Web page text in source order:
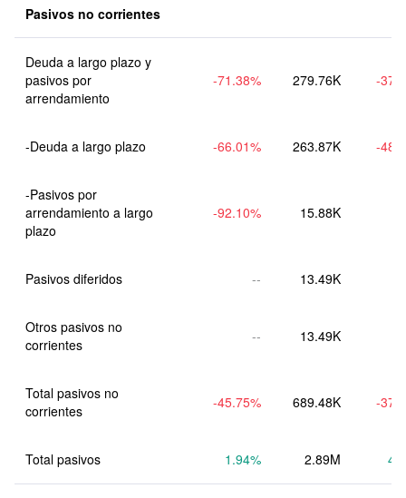
Pasivos no corrientes
Deuda a largo plazo y
pasivos por
arrendamiento
-71.38% 279.76K -
-Deuda a largo plazo -66.01% 263.87K -
-Pasivos por
arrendamiento a largo
plazo
-92.10% 15.88K
Pasivos diferidos -- 13.49K
Otros pasivos no
corrientes
-- 13.49K
Total pasivos no
corrientes
-45.75% 689.48K -
Total pasivos 1.94% 2.89M